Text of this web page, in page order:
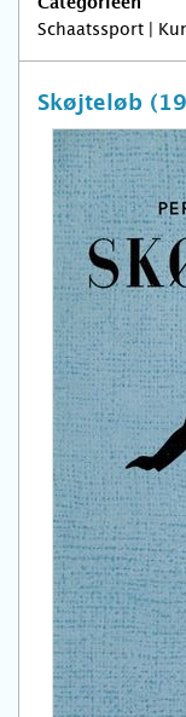
Schaatssport |
Skøjteløb